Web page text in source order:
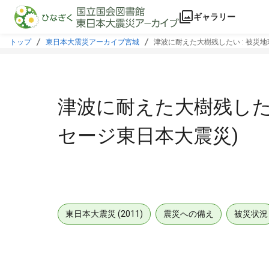
本文に飛ぶ
ギャラリー
トップ 東日本大震災アーカイブ宮城 津波に耐えた大樹残したい : 被災
津波に耐えた大樹残し
セージ東日本大震災)
東日本大震災 (2011) 震災への備え 被災状況